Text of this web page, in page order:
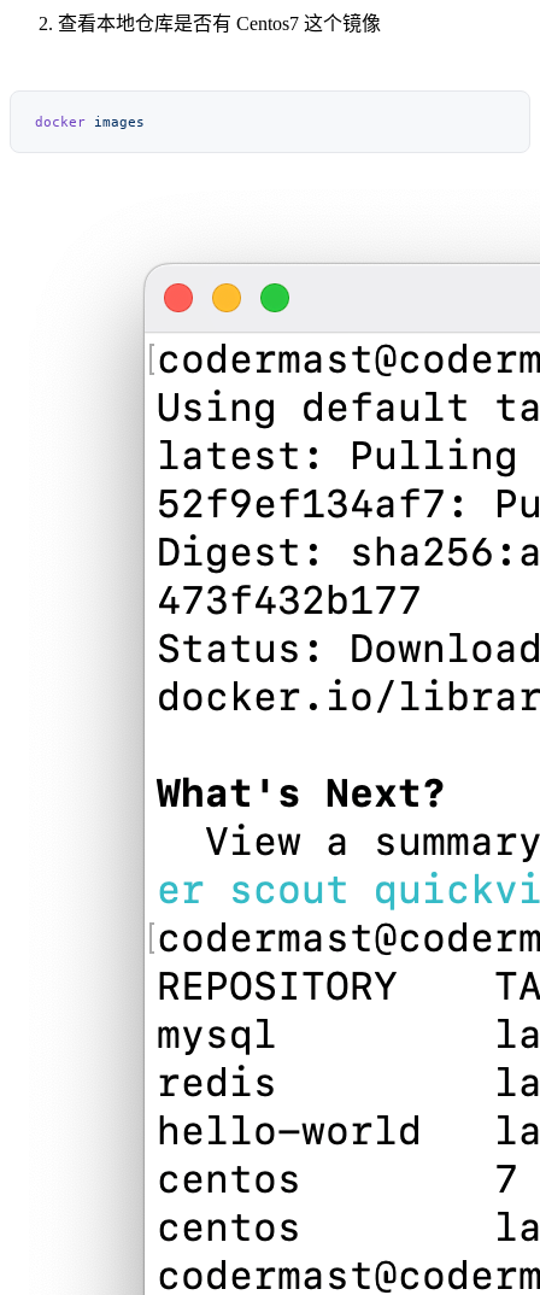
查看本地仓库是否有 Centos7 这个镜像
docker